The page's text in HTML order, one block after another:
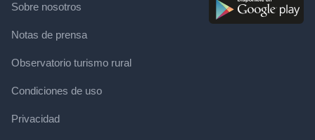
Sobre nosotros
Notas de prensa
Observatorio turismo rural
Condiciones de uso
Privacidad